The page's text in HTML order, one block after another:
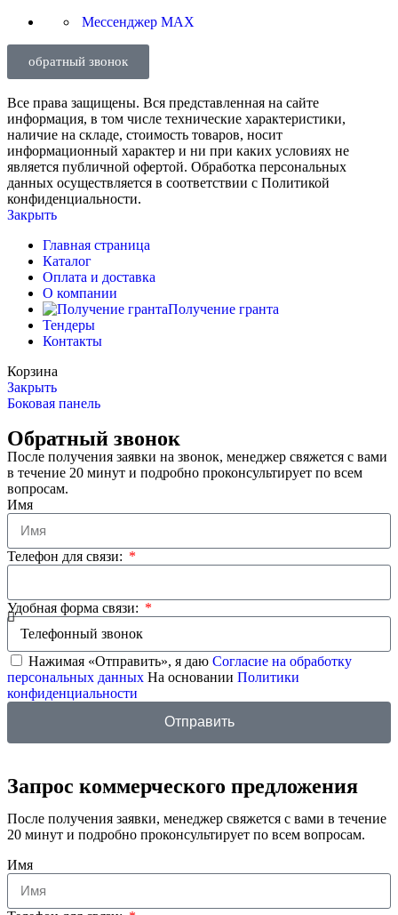
Мессенджер MAX
обратный звонок
Все права защищены. Вся представленная на сайте
информация, в том числе технические характеристики,
наличие на складе, стоимость товаров, носит
информационный характер и ни при каких условиях не
является публичной офертой. Обработка персональных
данных осуществляется в соответствии с Политикой
конфиденциальности.
Закрыть
Главная страница
Каталог
Оплата и доставка
О компании
Получение гранта
Тендеры
Контакты
Корзина
Закрыть
Боковая панель
Обратный звонок
После получения заявки на звонок, менеджер свяжется с вами
в течение 20 минут и подробно проконсультирует по всем
вопросам.
Имя
Телефон для связи:
Удобная форма связи:
Нажимая «Отправить», я даю Согласие на обработку
персональных данных На основании Политики
конфиденциальности
Отправить
Запрос коммерческого предложения
После получения заявки, менеджер свяжется с вами в течение
20 минут и подробно проконсультирует по всем вопросам.
Имя